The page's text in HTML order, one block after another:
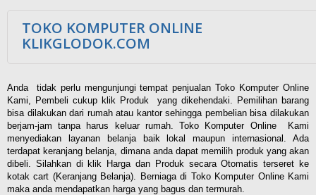
TOKO KOMPUTER ONLINE
KLIKGLODOK.COM
Anda tidak perlu mengunjungi tempat penjualan Toko Komputer Online
Kami, Pembeli cukup klik Produk yang dikehendaki. Pemilihan barang
bisa dilakukan dari rumah atau kantor sehingga pembelian bisa dilakukan
berjam-jam tanpa harus keluar rumah. Toko Komputer Online Kami
menyediakan layanan belanja baik lokal maupun internasional. Ada
terdapat keranjang belanja, dimana anda dapat memilih produk yang akan
dibeli. Silahkan di klik Harga dan Produk secara Otomatis terseret ke
kotak cart (Keranjang Belanja). Berniaga di Toko Komputer Online Kami
maka anda mendapatkan harga yang bagus dan termurah.